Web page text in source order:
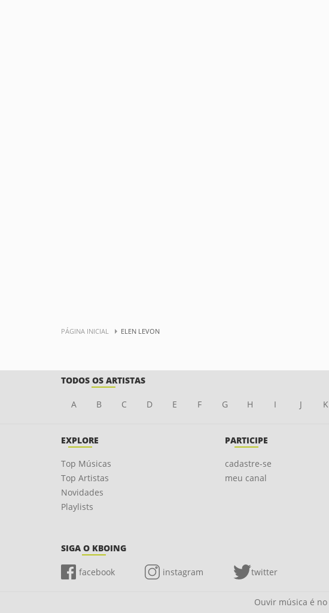
PÁGINA INICIAL ELEN LEVON
TODOS OS ARTISTAS
A B C D E F G H I J K
EXPLORE
Top Músicas
Top Artistas
Novidades
Playlists
PARTICIPE
cadastre-se
meu canal
SIGA O KBOING
facebook instagram twitter
Ouvir música é no